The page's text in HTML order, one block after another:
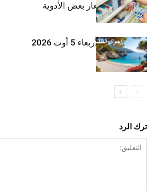
الأخيرة في أسعار بعض الأدوية
طقس اليوم الأربعاء 5 أوت 2026
ترك الرد